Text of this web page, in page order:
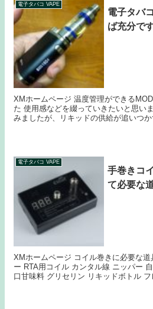
電子タバコ VAPE
電子タバ
ば充分で
XMホームページ 温度管理ができるMODを使い始めて数日経ちまし
た 使用感などを綴っていきたいと思います PICOを５０ｗで吸って
みましたが、リキッドの供給が追いつか
電子タバコ VAPE
手巻きコ
て必要な
XMホームページ コイル巻きに必要な道具 精密ドライバー Ωメータ
ー RTA用コイル カンタル線 ニッパー 自作リキッドに必要な道具 人